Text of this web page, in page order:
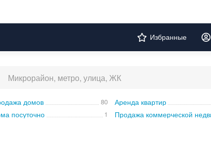
Избранные
домов 80
посуточно 1
Аренда квартир